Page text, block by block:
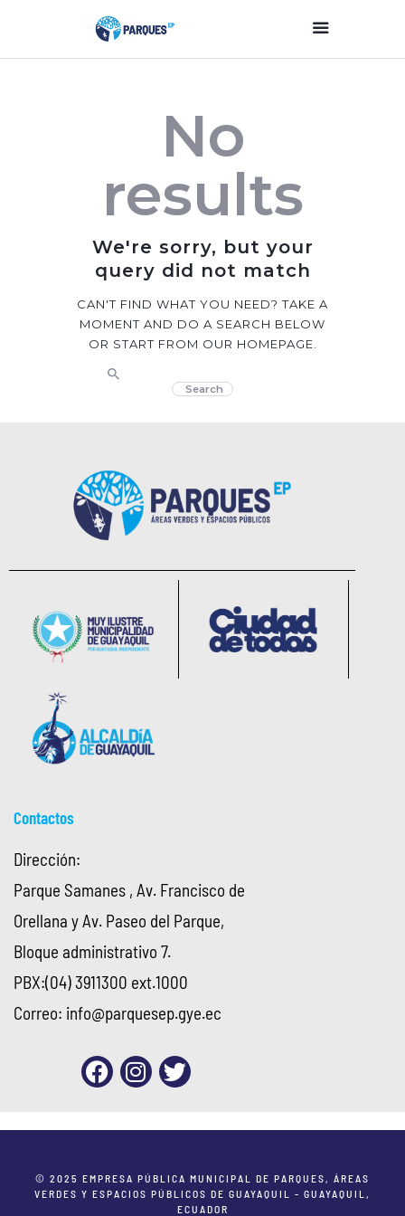
Parques Y Plazas
Participación
Ciudadana
Planificación
Transparencia
Contacto
No
results
We're sorry, but your
query did not match
CAN'T FIND WHAT YOU NEED? TAKE A
MOMENT AND DO A SEARCH BELOW
OR START FROM OUR HOMEPAGE
Contactos
Dirección:
Parque Samanes , Av. Francisco de
Orellana y Av. Paseo del Parque,
Bloque administrativo 7.
PBX:(04) 3911300 ext.1000
Correo: info@parquesep.gye.ec
© 2025 EMPRESA PÚBLICA MUNICIPAL DE PARQUES, ÁREAS
VERDES Y ESPACIOS PÚBLICOS DE GUAYAQUIL - GUAYAQUIL,
ECUADOR